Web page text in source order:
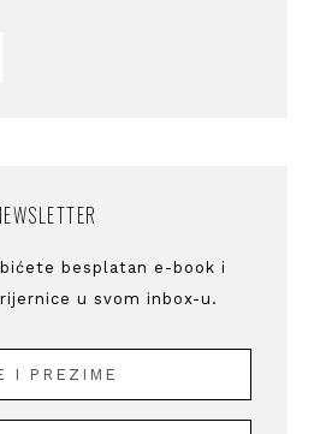
besplatan e-book i
u svom inbox-u.